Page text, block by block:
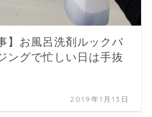
】お風呂洗剤ルックバ
ングで忙しい日は手抜
2019年1月13日